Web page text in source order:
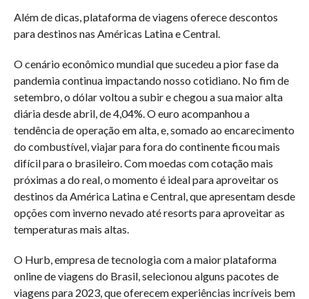
Além de dicas, plataforma de viagens oferece descontos
para destinos nas Américas Latina e Central.
O cenário econômico mundial que sucedeu a pior fase da
pandemia continua impactando nosso cotidiano. No fim de
setembro, o dólar voltou a subir e chegou a sua maior alta
diária desde abril, de 4,04%. O euro acompanhou a
tendência de operação em alta, e, somado ao encarecimento
do combustível, viajar para fora do continente ficou mais
difícil para o brasileiro. Com moedas com cotação mais
próximas a do real, o momento é ideal para aproveitar os
destinos da América Latina e Central, que apresentam desde
opções com inverno nevado até resorts para aproveitar as
temperaturas mais altas.
O Hurb, empresa de tecnologia com a maior plataforma
online de viagens do Brasil, selecionou alguns pacotes de
viagens para 2023, que oferecem experiências incríveis bem